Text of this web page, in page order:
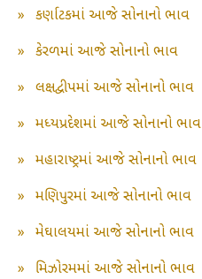
»
કર્ણાટકમાં આજે સોનાનો ભાવ
»
કેરળમાં આજે સોનાનો ભાવ
»
લક્ષદ્વીપમાં આજે સોનાનો ભાવ
»
મધ્યપ્રદેશમાં આજે સોનાનો ભાવ
»
મહારાષ્ટ્રમાં આજે સોનાનો ભાવ
»
મણિપુરમાં આજે સોનાનો ભાવ
»
મેઘાલયમાં આજે સોનાનો ભાવ
»
મિઝોરમમાં આજે સોનાનો ભાવ